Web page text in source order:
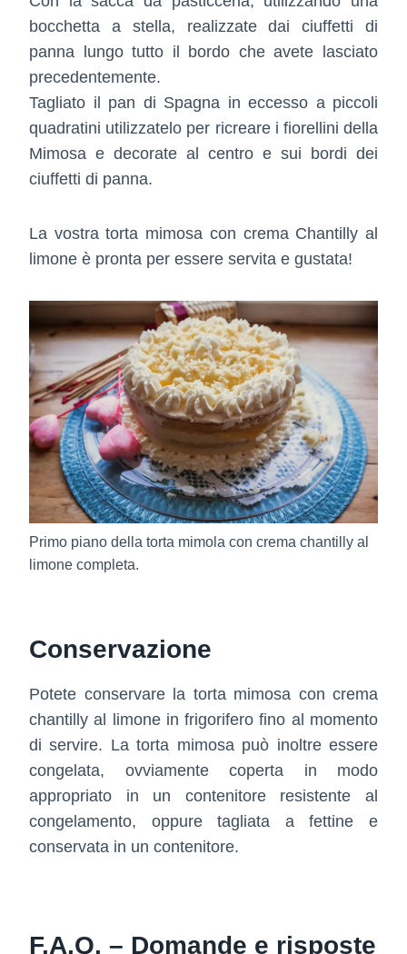
bocchetta a stella, realizzate dai ciuffetti di
panna lungo tutto il bordo che avete lasciato
precedentemente.
Tagliato il pan di Spagna in eccesso a piccoli
quadratini utilizzatelo per ricreare i fiorellini della
Mimosa e decorate al centro e sui bordi dei
ciuffetti di panna.
La vostra torta mimosa con crema Chantilly al
limone è pronta per essere servita e gustata!
Primo piano della torta mimola con crema chantilly al
limone completa.
Conservazione
Potete conservare la torta mimosa con crema
chantilly al limone in frigorifero fino al momento
di servire. La torta mimosa può inoltre essere
congelata, ovviamente coperta in modo
appropriato in un contenitore resistente al
congelamento, oppure tagliata a fettine e
conservata in un contenitore.
F.A.Q. – Domande e risposte